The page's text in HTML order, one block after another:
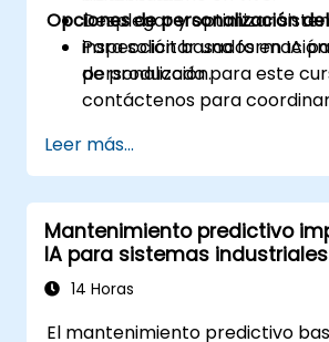
Desplegar y optimizar
inspección basados en IA
de producción.
Opciones de personalización
Para solicitar una formación
personalizada para este
contáctenos para
Leer más...
Mantenimiento predictivo
IA para sistemas industriales
14 Horas
El mantenimiento predictivo